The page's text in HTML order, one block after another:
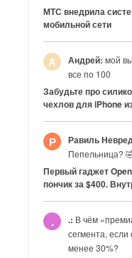
МТС внедрила
мобильной сети
А Андрей: мой
все по 100
Забудьте про
чехлов для iPhone
Р Равиль
Пепельница?
Первый гаджет
пончик за $400.
. .: В чём
сегмента,
менее 30%?